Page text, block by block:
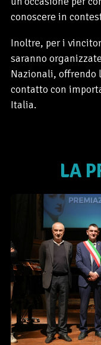
conoscere in
Inoltre, per i
saranno
Nazionali, offrendo
contatto con
Italia.
LA